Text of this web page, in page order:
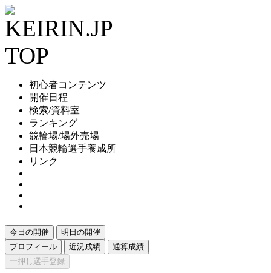
初心者コンテンツ
開催日程
検索/資料室
ランキング
競輪場/場外売場
日本競輪選手養成所
リンク
今日の開催
明日の開催
プロフィール
近況成績
通算成績
一押し選手登録